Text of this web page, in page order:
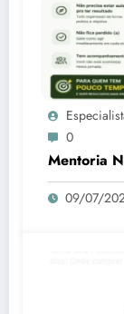
0
Mentoria
09/07/